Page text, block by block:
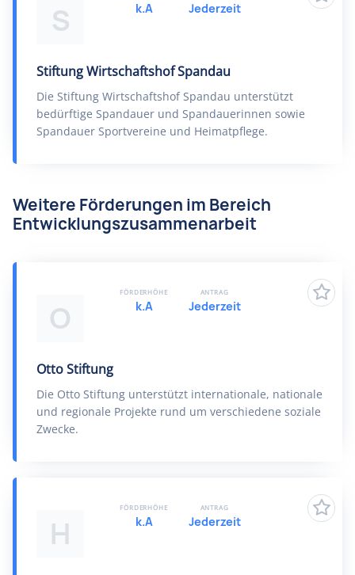
S
Stiftung Wirtschaftshof Spandau
Die Stiftung Wirtschaftshof Spandau unterstützt
bedürftige Spandauer und Spandauerinnen sowie
Spandauer Sportvereine und Heimatpflege.
k.A Jederzeit
Weitere Förderungen im Bereich
Entwicklungszusammenarbeit
O
Otto Stiftung
Die Otto Stiftung unterstützt internationale, nationale
und regionale Projekte rund um verschiedene soziale
Zwecke.
FÖRDERHÖHE
k.A
ANTRAG
Jederzeit
H
FÖRDERHÖHE
k.A
ANTRAG
Jederzeit